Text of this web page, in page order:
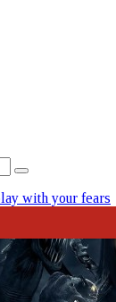
with your fears